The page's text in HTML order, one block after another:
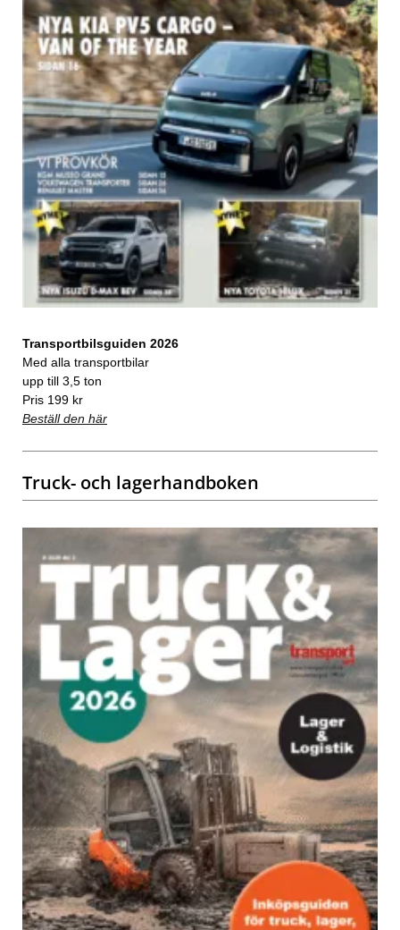
Transportbilsguiden 2026
Med alla transportbilar
upp till 3,5 ton
Pris 199 kr
Beställ den här
Truck- och lagerhandboken